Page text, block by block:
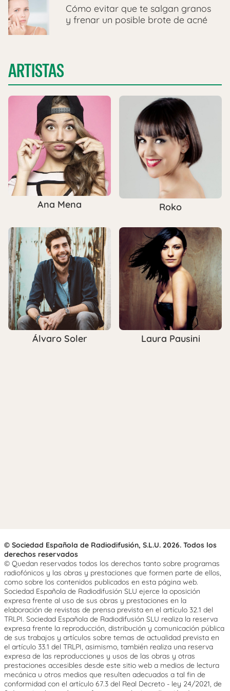
Cómo evitar que te salgan granos
y frenar un posible brote de acné
ARTISTAS
Ana Mena Roko
Álvaro Soler Laura Pausini
© Sociedad Española de Radiodifusión, S.L.U. 2026. Todos los
derechos reservados
© Quedan reservados todos los derechos tanto sobre programas
radiofónicos y las obras y prestaciones que formen parte de ellos,
como sobre los contenidos publicados en esta página web.
Sociedad Española de Radiodifusión SLU ejerce la oposición
expresa frente al uso de sus obras y prestaciones en la
elaboración de revistas de prensa prevista en el artículo 32.1 del
TRLPI. Sociedad Española de Radiodifusión SLU realiza la reserva
expresa frente la reproducción, distribución y comunicación pública
de sus trabajos y artículos sobre temas de actualidad prevista en
el artículo 33.1 del TRLPI, asimismo, también realiza una reserva
expresa de las reproducciones y usos de las obras y otras
prestaciones accesibles desde este sitio web a medios de lectura
mecánica u otros medios que resulten adecuados a tal fin de
conformidad con el artículo 67.3 del Real Decreto - ley 24/2021, de